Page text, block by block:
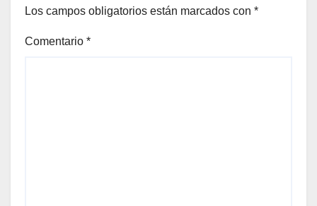
Los campos obligatorios están marcados con *
Comentario *